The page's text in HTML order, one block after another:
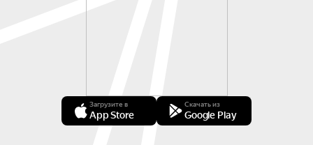
Загрузите в
App Store
Скачать из
Google Play